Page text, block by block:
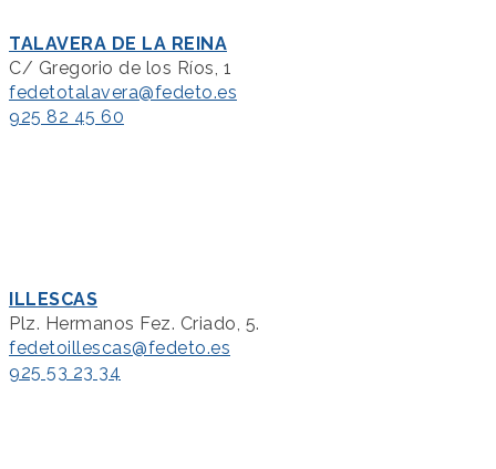
TALAVERA DE LA REINA
C/ Gregorio de los Ríos, 1
fedetotalavera@fedeto.es
925 82 45 60
ILLESCAS
Plz. Hermanos Fez. Criado, 5.
fedetoillescas@fedeto.es
925 53 23 34